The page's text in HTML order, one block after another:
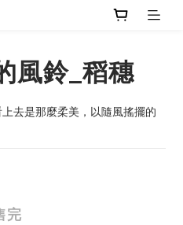
風鈴_稻穗
去是那麼柔美，以隨風搖擺的
完